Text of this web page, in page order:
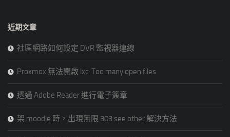
字:
近期文章
社區網路如何設定 DVR 監視器連線
Proxmox 無法開啟 lxc: Too many open files
透過 Adobe Reader 進行電子簽章
架 moodle 時，出現無限 303 see other 解決方法